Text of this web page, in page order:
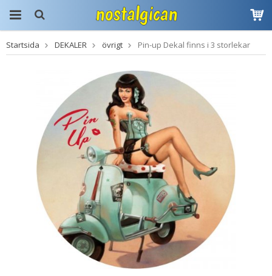
Produkten har blivit
tillagd i varukorgen
Startsida DEKALER övrigt Pin-up Dekal finns i 3 storlekar